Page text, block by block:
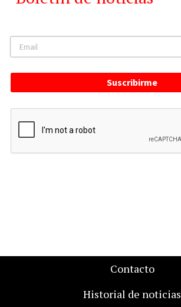
Suscribirme
Contacto
Historial de noticias